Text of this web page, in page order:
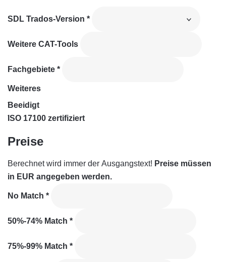
SDL Trados-Version *
Weitere CAT-Tools
Fachgebiete *
Weiteres
Beeidigt
ISO 17100 zertifiziert
Preise
Berechnet wird immer der Ausgangstext! Preise müssen
in EUR angegeben werden.
No Match *
50%-74% Match *
75%-99% Match *